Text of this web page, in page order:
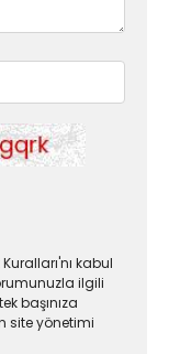
kabul
ilgili
başınıza
site yönetimi